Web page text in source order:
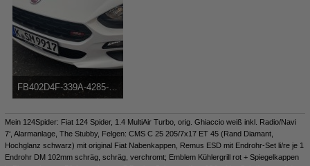
FB402D4F-339A-4285-AB5B-6ABF58B8960C.jpeg
253,83 kB, 1.125×673, 1.910 mal angesehen
Mein 124Spider: Fiat 124 Spider, 1.4 MultiAir Turbo, orig. Ghiaccio weiß inkl. Radio/Navi
7‘, Alarmanlage, The Stubby, Felgen: CMS C 25 205/7x17 ET 45 (Rand Diamant,
Hochglanz schwarz) mit original Fiat Nabenkappen, Remus ESD mit Endrohr-Set li/re je 1
Endrohr DM 102mm schräg, schräg, verchromt; Emblem Kühlergrill rot + Spiegelkappen